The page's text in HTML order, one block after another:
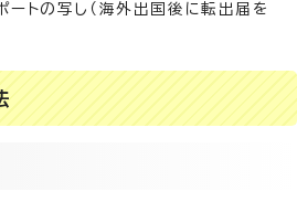
ートの写し（海外出国後に転出届を